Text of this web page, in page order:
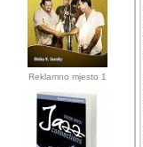
Reklamno mjesto 1